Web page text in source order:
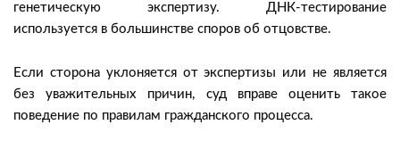
генетическую экспертизу. ДНК-тестирование
используется в большинстве споров об отцовстве.
Если сторона уклоняется от экспертизы или не является
без уважительных причин, суд вправе оценить такое
поведение по правилам гражданского процесса.